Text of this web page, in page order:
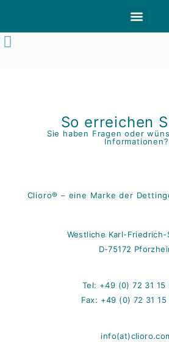
So erreichen
Sie haben Fragen oder
Informationen?
Clioro® – eine Marke der
Westliche Karl-
D-75172
Tel: +49 (0) 72 31 15
Fax: +49 (0) 72 31